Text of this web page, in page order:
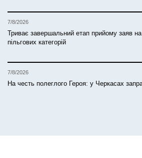
7/8/2026
Триває завершальний етап прийому заяв на
пільгових категорій
7/8/2026
На честь полеглого Героя: у Черкасах